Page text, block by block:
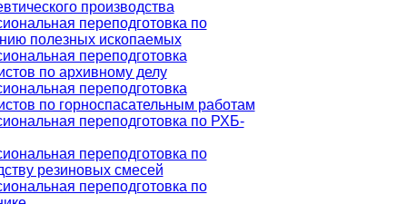
производства
переподготовка по
полезных ископаемых
переподготовка
по архивному делу
переподготовка
по горноспасательным работам
переподготовка по РХБ-
переподготовка по
резиновых смесей
переподготовка по